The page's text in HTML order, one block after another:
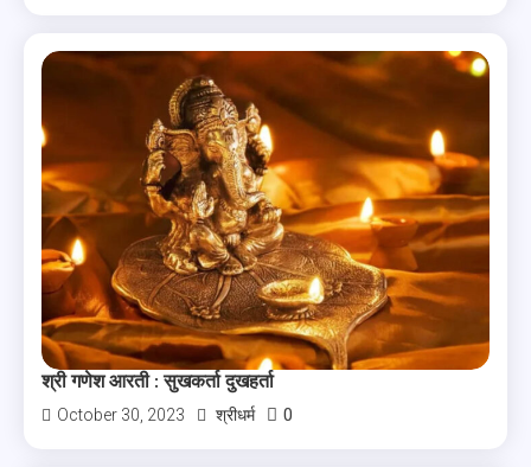
श्री गणेश आरती : सुखकर्ता दुखहर्ता
October 30, 2023 श्रीधर्म 0